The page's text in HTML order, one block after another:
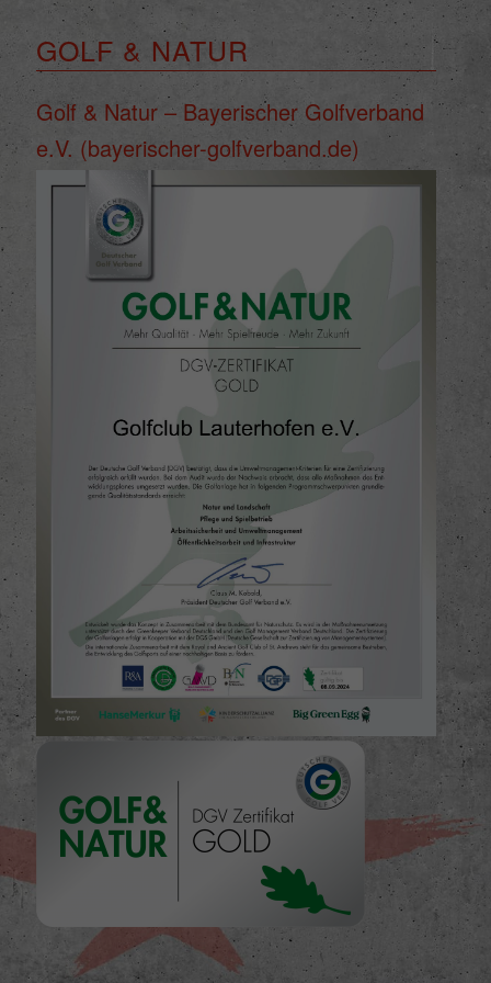
GOLF & NATUR
Golf & Natur – Bayerischer Golfverband
e.V. (bayerischer-golfverband.de)
Externe Medien